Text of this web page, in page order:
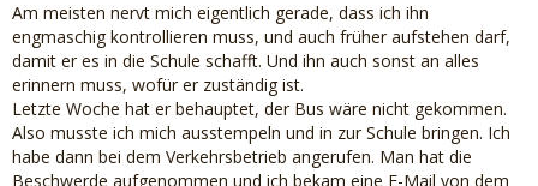
Am meisten nervt mich eigentlich gerade, dass ich ihn
engmaschig kontrollieren muss, und auch früher aufstehen darf,
damit er es in die Schule schafft. Und ihn auch sonst an alles
erinnern muss, wofür er zuständig ist.
Letzte Woche hat er behauptet, der Bus wäre nicht gekommen.
Also musste ich mich ausstempeln und in zur Schule bringen. Ich
habe dann bei dem Verkehrsbetrieb angerufen. Man hat die
Beschwerde aufgenommen und ich bekam eine E-Mail von dem